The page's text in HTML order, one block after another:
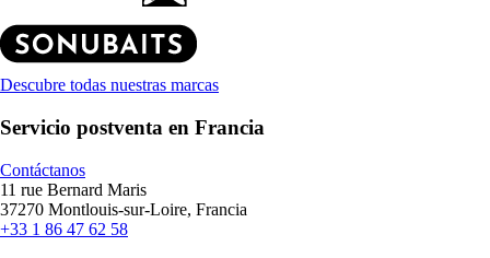
Descubre todas nuestras marcas
Servicio postventa en Francia
Contáctanos
11 rue Bernard Maris
37270 Montlouis-sur-Loire, Francia
+33 1 86 47 62 58